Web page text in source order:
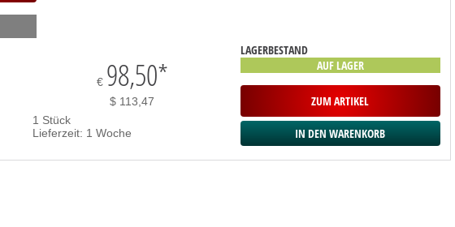
€ 98,50*
$ 113,47
1 Stück
Lieferzeit: 1 Woche
LAGERBESTAND
AUF LAGER
ZUM ARTIKEL